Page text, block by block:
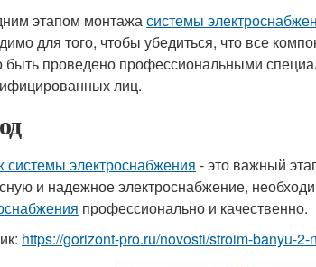
этапом монтажасистемы
для того, чтобы убедиться, что все
проведено профессиональными
лиц.
системы электроснабжения - это важный
и надежное электроснабжение,
профессионально и качественно.
https://gorizont-pro.ru/novosti/stroim-banyu-